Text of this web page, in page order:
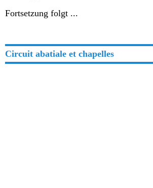
Fortsetzung folgt ...
Circuit abatiale et chapelles